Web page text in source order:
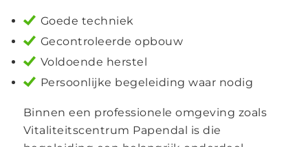
Goede techniek
Gecontroleerde opbouw
Voldoende herstel
Persoonlijke begeleiding waar nodig
Binnen een professionele omgeving zoals
Vitaliteitscentrum Papendal is die